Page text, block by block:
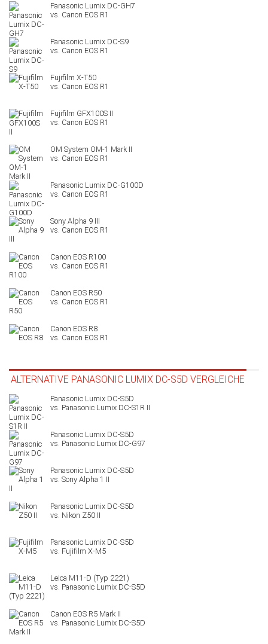
Panasonic Lumix DC-GH7
Panasonic Lumix DC-S9
Fujifilm X-T50
Fujifilm GFX100S II
OM System OM-1 Mark II
Panasonic Lumix DC-G100D
Sony Alpha 9 III
Canon EOS R100
Canon EOS R50
Canon EOS R8
ALTERNATIVE PANASONIC LUMIX DC-S5D VERGLEICHE
Panasonic Lumix DC-S1R II
Panasonic Lumix DC-G97
Sony Alpha 1 II
Nikon Z50 II
Fujifilm X-M5
Leica M11-D (Typ 2221)
Canon EOS R5 Mark II